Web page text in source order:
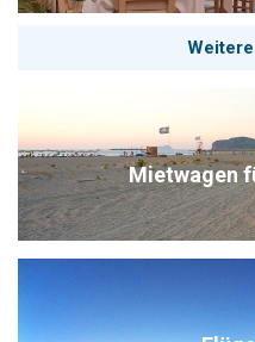
Mietwagen